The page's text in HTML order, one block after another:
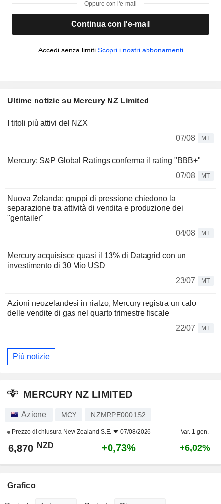
Oppure con l'e-mail
Continua con l'e-mail
Accedi senza limiti Scopri i nostri abbonamenti
Ultime notizie su Mercury NZ Limited
I titoli più attivi del NZX
07/08
MT
Mercury: S&P Global Ratings conferma il rating "BBB+"
07/08
MT
Nuova Zelanda: gruppi di pressione chiedono la
separazione tra attività di vendita e produzione dei
"gentailer"
04/08
MT
Mercury acquisisce quasi il 13% di Datagrid con un
investimento di 30 Mio USD
23/07
MT
Azioni neozelandesi in rialzo; Mercury registra un calo
delle vendite di gas nel quarto trimestre fiscale
22/07
MT
Più notizie
MERCURY NZ LIMITED
Azione MCY NZMRPE0001S2
Prezzo di chiusura New Zealand S.E. 07/08/2026 Var. 1 gen.
6,870 NZD +0,73% +6,02%
Grafico